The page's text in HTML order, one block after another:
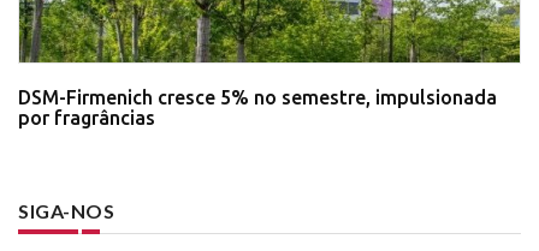
DSM-Firmenich cresce 5% no semestre, impulsionada
por fragrâncias
SIGA-NOS